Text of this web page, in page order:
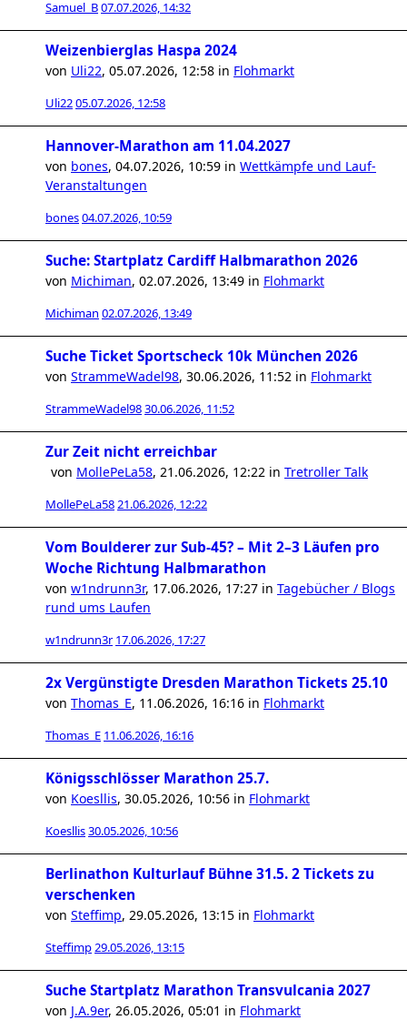
Samuel_B07.07.2026, 14:32
Weizenbierglas Haspa 2024
von Uli22, 05.07.2026, 12:58 in Flohmarkt
Uli2205.07.2026, 12:58
Hannover-Marathon am 11.04.2027
von bones, 04.07.2026, 10:59 in Wettkämpfe und Lauf-
Veranstaltungen
bones04.07.2026, 10:59
Suche: Startplatz Cardiff Halbmarathon 2026
von Michiman, 02.07.2026, 13:49 in Flohmarkt
Michiman 02.07.2026, 13:49
Suche Ticket Sportscheck 10k München 2026
von StrammeWadel98, 30.06.2026, 11:52 in Flohmarkt
StrammeWadel9830.06.2026, 11:52
Zur Zeit nicht erreichbar
von MollePeLa58, 21.06.2026, 12:22 in Tretroller Talk
MollePeLa5821.06.2026, 12:22
Vom Boulderer zur Sub-45? – Mit 2–3 Läufen pro
Woche Richtung Halbmarathon
von w1ndrunn3r, 17.06.2026, 17:27 in Tagebücher / Blogs
rund ums Laufen
w1ndrunn3r 17.06.2026, 17:27
2x Vergünstigte Dresden Marathon Tickets 25.10
von Thomas_E, 11.06.2026, 16:16 in Flohmarkt
Thomas_E 11.06.2026, 16:16
Königsschlösser Marathon 25.7.
von Koesllis, 30.05.2026, 10:56 in Flohmarkt
Koesllis30.05.2026, 10:56
Berlinathon Kulturlauf Bühne 31.5. 2 Tickets zu
verschenken
von Steffimp, 29.05.2026, 13:15 in Flohmarkt
Steffimp29.05.2026, 13:15
Suche Startplatz Marathon Transvulcania 2027
von J.A.9er, 26.05.2026, 05:01 in Flohmarkt